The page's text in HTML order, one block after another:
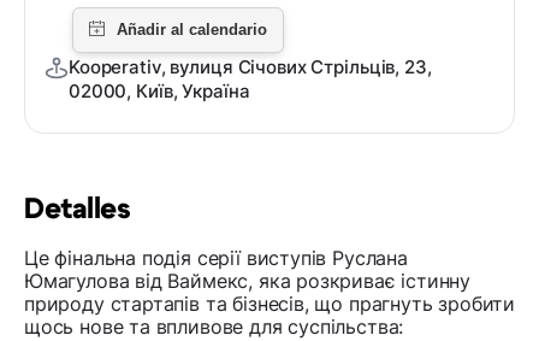
Detalles
Це фінальна подія серії виступів Руслана
Юмагулова від Ваймекс, яка розкриває істинну
природу стартапів та бізнесів, що прагнуть зробити
щось нове та впливове для суспільства:
Kooperativ, вулиця Січових Стрільців, 23,
02000, Київ, Україна